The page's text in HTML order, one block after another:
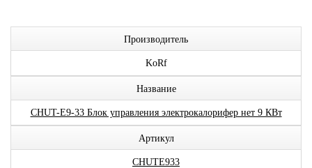
Производитель
KoRf
Название
CHUT-E9-33 Блок управления электрокалорифер нет 9 КВт
Артикул
CHUTE933